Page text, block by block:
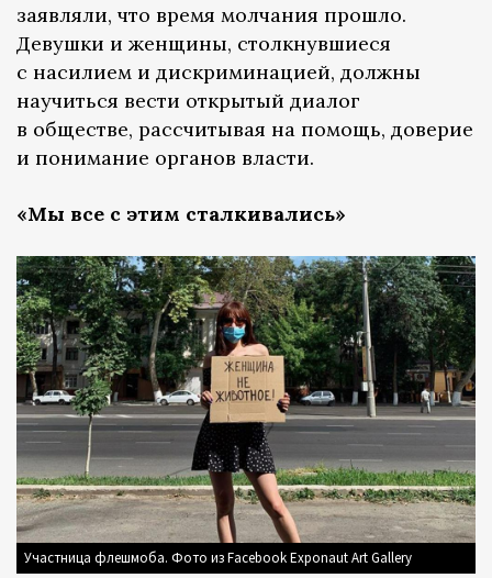
заявляли, что время молчания прошло.
Девушки и женщины, столкнувшиеся
с насилием и дискриминацией, должны
научиться вести открытый диалог
в обществе, рассчитывая на помощь, доверие
и понимание органов власти.
«Мы все с этим сталкивались»
Участница флешмоба. Фото из Facebook Exponaut Art Gallery